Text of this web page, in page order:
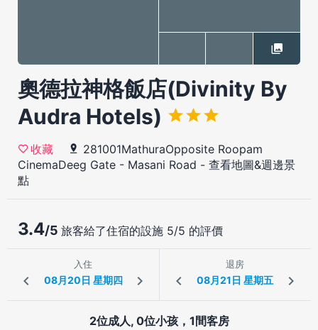
奧德拉神格飯店(Divinity By
Audra Hotels)
收藏
281001MathuraOpposite Roopam
CinemaDeeg Gate - Masani Road - 查看地圖&週邊景
點
3.4/5 旅客給了住宿的設施 5/5 的評價
入住 退房
2位成人, 0位小孩，1間客房